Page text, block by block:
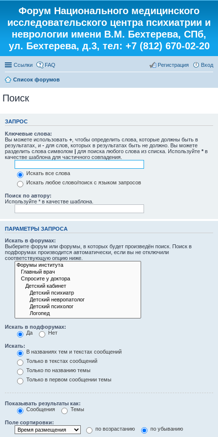
Форум Национального медицинского
исследовательского центра психиатрии и
неврологии имени В.М. Бехтерева, СПб,
ул. Бехтерева, д.3, тел: +7 (812) 670-02-20
Ссылки FAQ Вход
Регистрация
Список форумов
Поиск
ЗАПРОС
Ключевые слова:
Вы можете использовать + , чтобы определить слова, которые должны быть в
результатах, и - для слов, которых в результатах быть не должно. Вы можете
разделить слова символом | для поиска любого слова из списка. Используйте * в
качестве шаблона для частичного совпадения.
Искать все слова
Искать любое слово/поиск с языком запросов
Поиск по автору:
Используйте * в качестве шаблона.
ПАРАМЕТРЫ ЗАПРОСА
Искать в форумах:
Выберите форум или форумы, в которых будет произведён поиск. Поиск в
подфорумах производится автоматически, если вы не отключили
соответствующую опцию ниже.
Искать в подфорумах:
Да
Нет
Искать:
В названиях тем и текстах сообщений
Только в текстах сообщений
Только по названию темы
Только в первом сообщении темы
Показывать результаты как:
Сообщения
Темы
Поле сортировки:
по возрастанию
по убыванию